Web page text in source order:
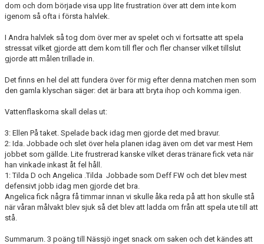
dom och dom började visa upp lite frustration över att dem inte kom
igenom så ofta i första halvlek.
I Andra halvlek så tog dom över mer av spelet och vi fortsatte att spela
stressat vilket gjorde att dem kom till fler och fler chanser vilket tillslut
gjorde att målen trillade in.
Det finns en hel del att fundera över för mig efter denna matchen men som
den gamla klyschan säger: det är bara att bryta ihop och komma igen.
Vattenflaskorna skall delas ut:
3: Ellen På taket. Spelade back idag men gjorde det med bravur.
2: Ida. Jobbade och slet över hela planen idag även om det var mest Hem
jobbet som gällde. Lite frustrerad kanske vilket deras tränare fick veta när
han vinkade inkast åt fel håll.
1: Tilda D och Angelica .Tilda Jobbade som Deff FW och det blev mest
defensivt jobb idag men gjorde det bra.
Angelica fick några få timmar innan vi skulle åka reda på att hon skulle stå
när våran målvakt blev sjuk så det blev att ladda om från att spela ute till att
stå.
Summarum. 3 poäng till Nässjö inget snack om saken och det kändes att